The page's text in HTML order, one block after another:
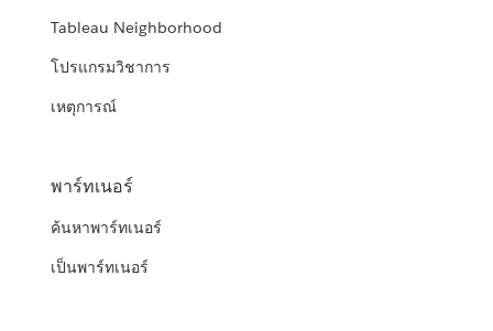
Tableau Neighborhood
โปรแกรมวิชาการ
เหตุการณ์
พาร์ทเนอร์
ค้นหาพาร์ทเนอร์
เป็นพาร์ทเนอร์